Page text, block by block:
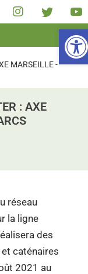
MARSEILLE -
: AXE
réseau
la ligne
des
caténaires
2021 au